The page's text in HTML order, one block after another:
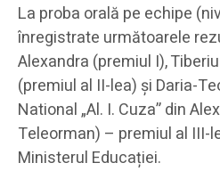
La proba orală pe echipe
înregistrate următoarele
Alexandra (premiul I),
(premiul al II-lea) și Daria-
National „Al. I. Cuza” din
Teleorman) – premiul al III-
Ministerul Educației.